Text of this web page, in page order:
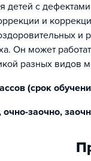
детей с
и
Он может
разных видов
(срок
заочно,